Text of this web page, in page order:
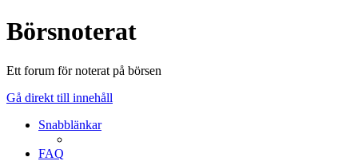
Börsnoterat
Ett forum för noterat på börsen
Gå direkt till innehåll
Snabblänkar
FAQ